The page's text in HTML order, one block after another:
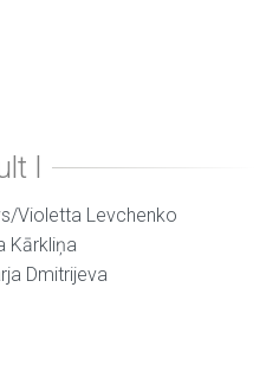
Violetta Levchenko
Kārkliņa
Dmitrijeva